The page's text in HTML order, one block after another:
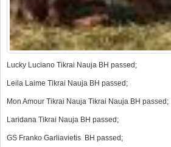
Lucky Luciano Tikrai Nauja BH passed;
Leila Laime Tikrai Nauja BH passed;
Mon Amour Tikrai Nauja Tikrai Nauja BH passed;
Laridana Tikrai Nauja BH passed;
GS Franko Garliavietis BH passed;